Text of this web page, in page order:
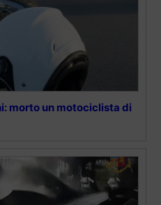
morto un motociclista di